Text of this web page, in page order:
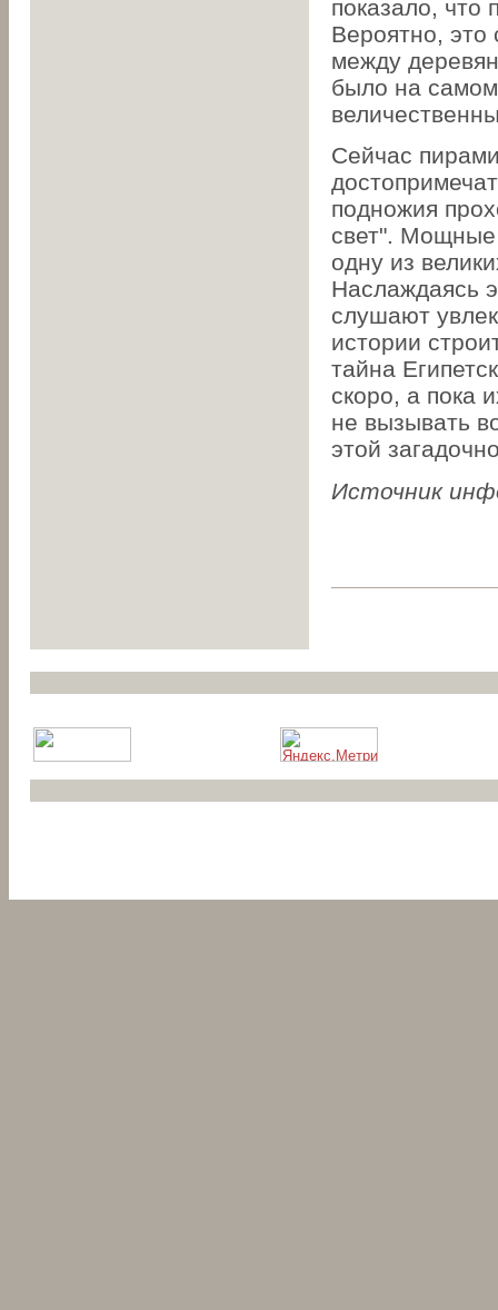
показало, что
Вероятно, это
между
было на самом
Сейчас
подножия
свет". Мощные
одну из
Наслаждаясь
слушают
истории
тайна
скоро, а пока
не вызывать
этой
Источник